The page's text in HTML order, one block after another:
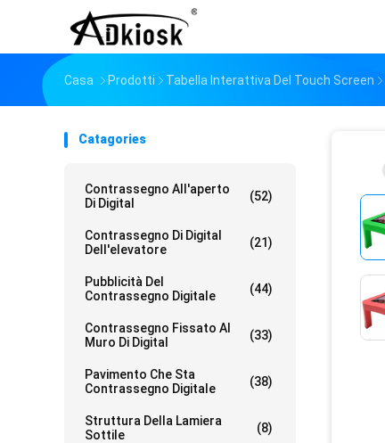
Casa Prodotti Tabella Interattiva Del Touch Screen
Catagories
Contrassegno All'aperto
Di Digital
(52)
Contrassegno Di Digital
Dell'elevatore
(21)
Pubblicità Del
Contrassegno Digitale
(44)
Contrassegno Fissato Al
Muro Di Digital
(33)
Pavimento Che Sta
Contrassegno Digitale
(38)
Struttura Della Lamiera
Sottile
(8)